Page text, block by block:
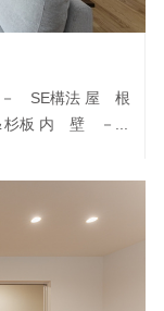
－ SE構法 屋 根
板 内 壁 －...